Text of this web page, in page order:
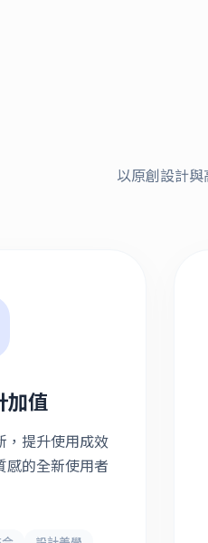
以原創設計
加值
，提升使用成效
感的全新使用者